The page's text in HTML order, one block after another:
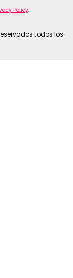
Policy.
todos los